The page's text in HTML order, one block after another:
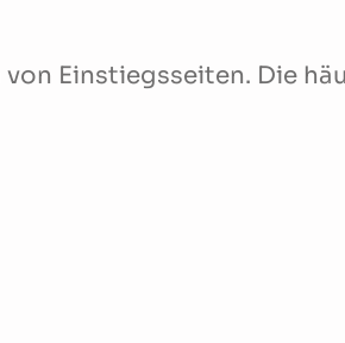
von Einstiegsseiten. Die